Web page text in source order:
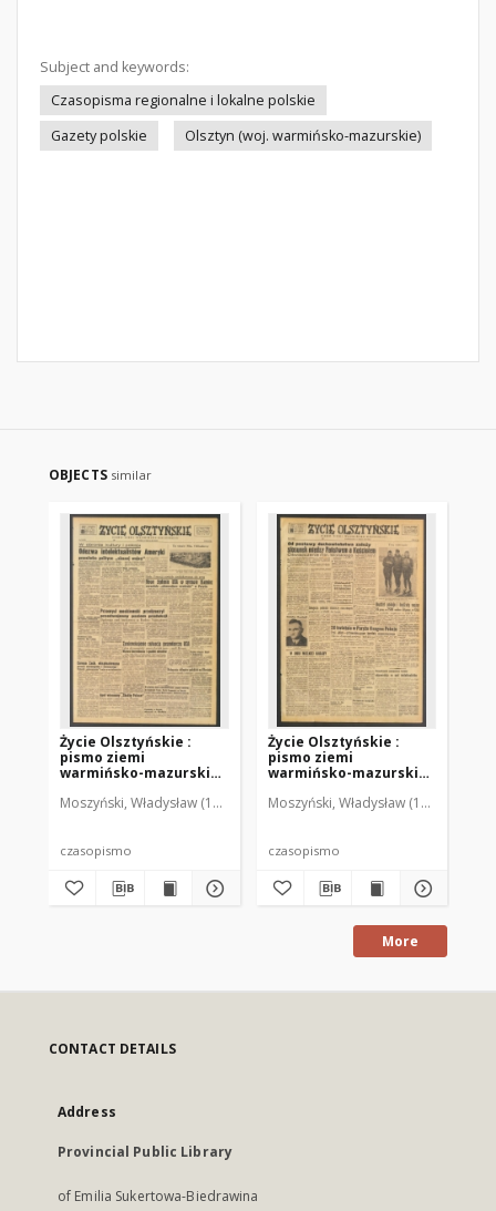
Subject and keywords:
Czasopisma regionalne i lokalne polskie
Gazety polskie
Olsztyn (woj. warmińsko-mazurskie)
OBJECTS similar
Życie Olsztyńskie :
pismo ziemi
warmińsko-mazurskiej,
Moszyński, Władysław (1922-2001). Red. Mroczkowski, Włodzimierz
czasopismo
Życie Olsztyńskie :
pismo ziemi
warmińsko-mazurskiej,
Moszyński, Władysław (1922-2001).
czasopismo
More
CONTACT DETAILS
Address
Provincial Public Library
of Emilia Sukertowa-Biedrawina